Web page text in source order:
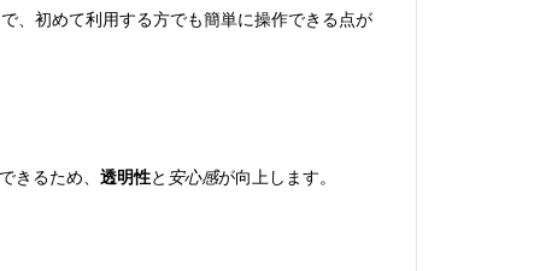
、初めて利用する方でも簡単に操作できる点が
きるため、 透明性と 安心感が向上します。